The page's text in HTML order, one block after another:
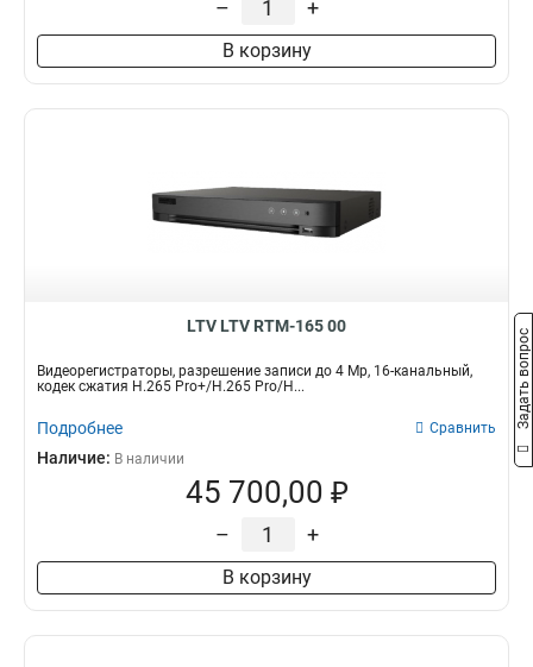
– +
В корзину
LTV LTV RTM-165 00
Видеорегистраторы, разрешение записи до 4 Mp, 16-канальный,
кодек сжатия H.265 Pro+/H.265 Pro/H...
Подробнее Сравнить
Наличие: В наличии
45 700,00 ₽
– +
В корзину
Задать вопрос